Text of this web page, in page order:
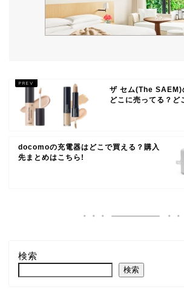
ザ セム(The SAEM)
どこに売ってる？ど
docomoの充電器はどこで買える？購入
先まとめはこちら!
検索
検索